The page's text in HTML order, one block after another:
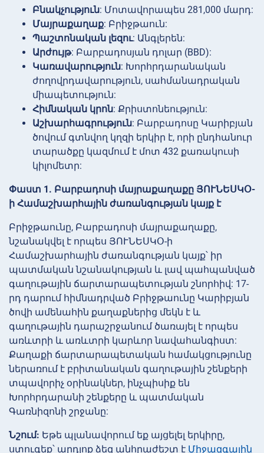
Բնակչություն: Մոտավորապես 281,000 մարդ:
Մայրաքաղաք: Բրիջթաուն:
Պաշտոնական լեզու: Անգլերեն:
Արժույթ: Բարբադոսյան դոլար (BBD):
Կառավարություն: Խորհրդարանական
ժողովրդավարություն, սահմանադրական
միապետություն:
Հիմնական կրոն: Քրիստոնեություն:
Աշխարհագրություն: Բարբադոսը Կարիբյան
ծովում գտնվող կղզի երկիր է, որի ընդհանուր
տարածքը կազմում է մոտ 432 քառակուսի
կիլոմետր:
Փաստ 1. Բարբադոսի մայրաքաղաքը ՅՈՒՆԵՍԿՕ-
ի Համաշխարհային ժառանգության կայք է
Բրիջթաունը, Բարբադոսի մայրաքաղաքը,
նշանակվել է որպես ՅՈՒՆԵՍԿՕ-ի
Համաշխարհային ժառանգության կայք՝ իր
պատմական նշանակության և լավ պահպանված
գաղութային ճարտարապետության շնորհիվ: 17-
րդ դարում հիմնադրված Բրիջթաունը Կարիբյան
ծովի ամենահին քաղաքներից մեկն է և
գաղութային դարաշրջանում ծառայել է որպես
առևտրի և առևտրի կարևոր նավահանգիստ:
Քաղաքի ճարտարապետական համակցությունը
ներառում է բրիտանական գաղութային շենքերի
տպավորիչ օրինակներ, ինչպիսիք են
Խորհրդարանի շենքերը և պատմական
Գառնիզոնի շրջանը:
Նշում: Եթե պլանավորում եք այցելել երկիրը,
ստուգեք՝ արդյոք ձեզ անհրաժեշտ է Միջազգային